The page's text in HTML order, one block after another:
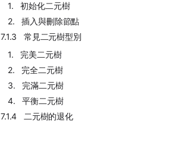
1. 初始化二元樹
2. 插入與刪除節點
7.1.3 常見二元樹型別
1. 完美二元樹
2. 完全二元樹
3. 完滿二元樹
4. 平衡二元樹
7.1.4 二元樹的退化